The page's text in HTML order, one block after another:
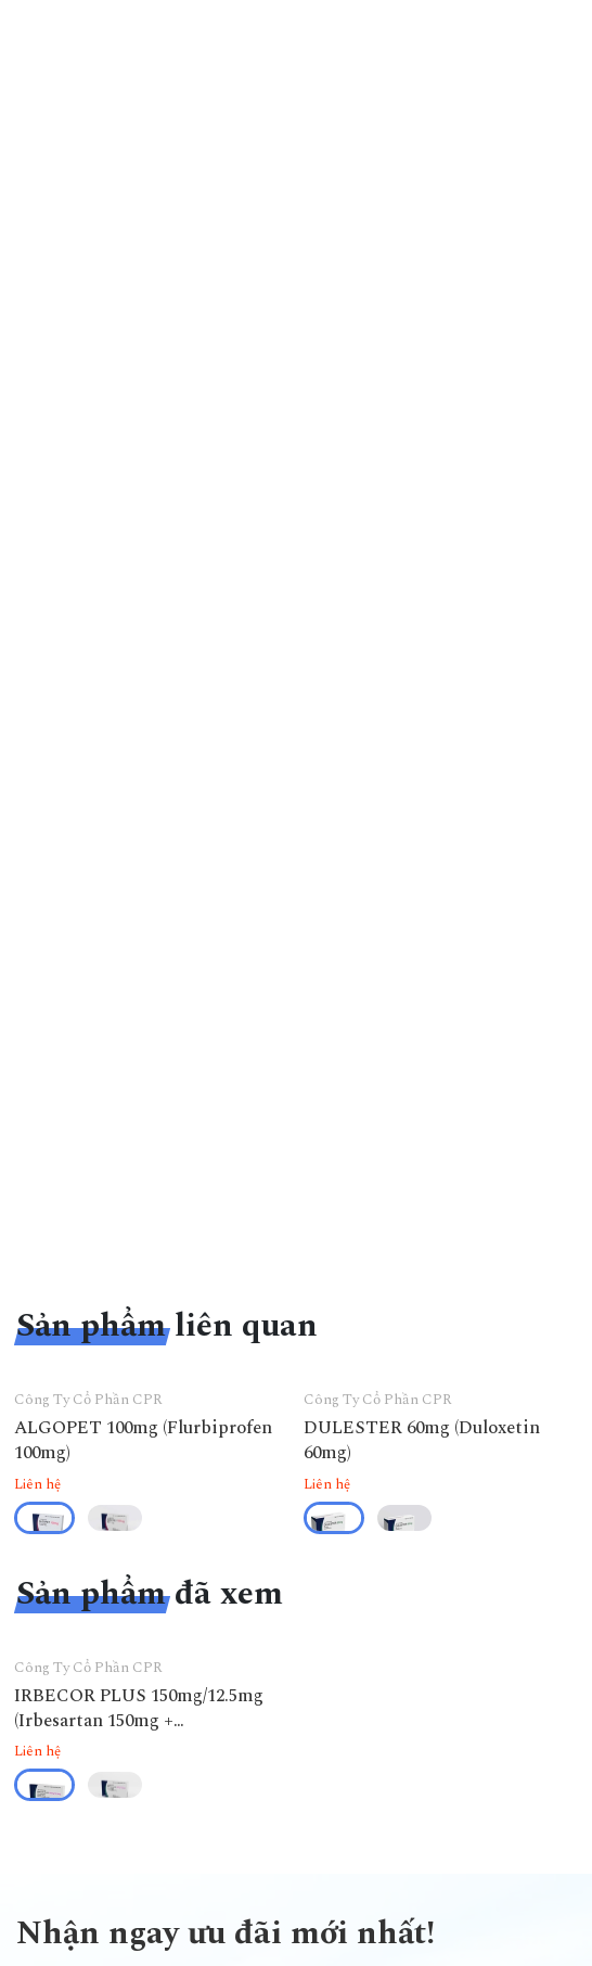
Sản phẩm liên quan
Công Ty Cổ Phần CPR
ALGOPET 100mg (Flurbiprofen
100mg)
Liên hệ
Công Ty Cổ Phần CPR
DULESTER 60mg (Duloxetin
60mg)
Liên hệ
Sản phẩm đã xem
Công Ty Cổ Phần CPR
IRBECOR PLUS 150mg/12.5mg
(Irbesartan 150mg +
Hydroclorothiazid 12.5mg)
Liên hệ
Nhận ngay ưu đãi mới nhất!